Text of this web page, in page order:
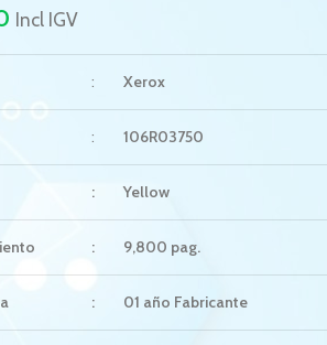
Incl IGV
: Xerox
: 106R03750
: Yellow
: 9,800 pag.
: 01 año Fabricante